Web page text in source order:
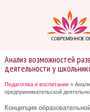
Анализ возможностей
деятельности у
Педагогика и воспитание »
предпринимательской
Концепция